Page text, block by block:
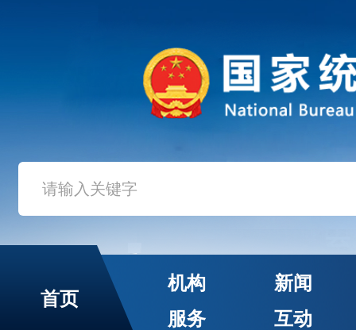
首页
机构
新闻
服务
互动